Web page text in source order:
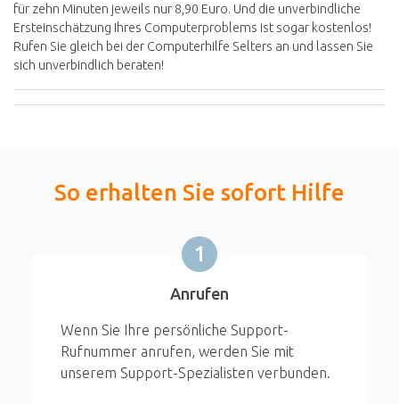
für zehn Minuten jeweils nur 8,90 Euro. Und die unverbindliche
Ersteinschätzung Ihres Computerproblems ist sogar kostenlos!
Rufen Sie gleich bei der Computerhilfe Selters an und lassen Sie
sich unverbindlich beraten!
So erhalten Sie sofort Hilfe
1
Anrufen
Wenn Sie Ihre persönliche Support-
Rufnummer anrufen, werden Sie mit
unserem Support-Spezialisten verbunden.